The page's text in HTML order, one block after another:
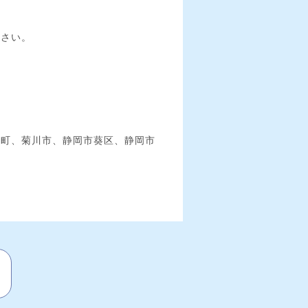
い。
、菊川市、静岡市葵区、静岡市